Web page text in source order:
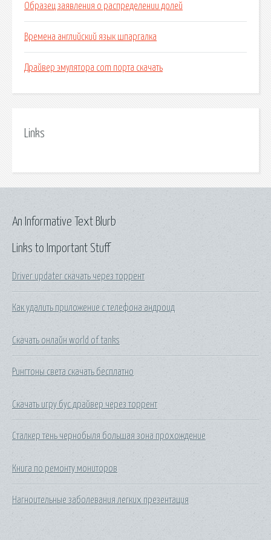
Образец заявления о распределении долей
Времена английский язык шпаргалка
Драйвер эмулятора com порта скачать
Links
Links to Important Stuff
Driver updater скачать через торрент
Как удалить приложение с телефона андроид
Скачать онлайн world of tanks
Рингтоны света скачать бесплатно
Скачать игру бус драйвер через торрент
Сталкер тень чернобыля большая зона прохождение
Книга по ремонту мониторов
Нагноительные заболевания легких презентация
An Informative Text Blurb